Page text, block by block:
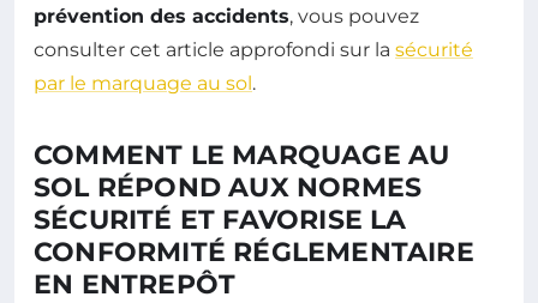
prévention des accidents, vous pouvez
consulter cet article approfondi sur la sécurité
par le marquage au sol.
COMMENT LE MARQUAGE AU
SOL RÉPOND AUX NORMES
SÉCURITÉ ET FAVORISE LA
CONFORMITÉ RÉGLEMENTAIRE
EN ENTREPÔT